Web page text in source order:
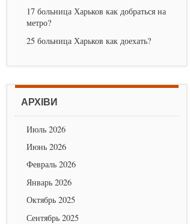
17 больница Харьков как добраться на
метро?
25 больница Харьков как доехать?
АРХІВИ
Июль 2026
Июнь 2026
Февраль 2026
Январь 2026
Октябрь 2025
Сентябрь 2025